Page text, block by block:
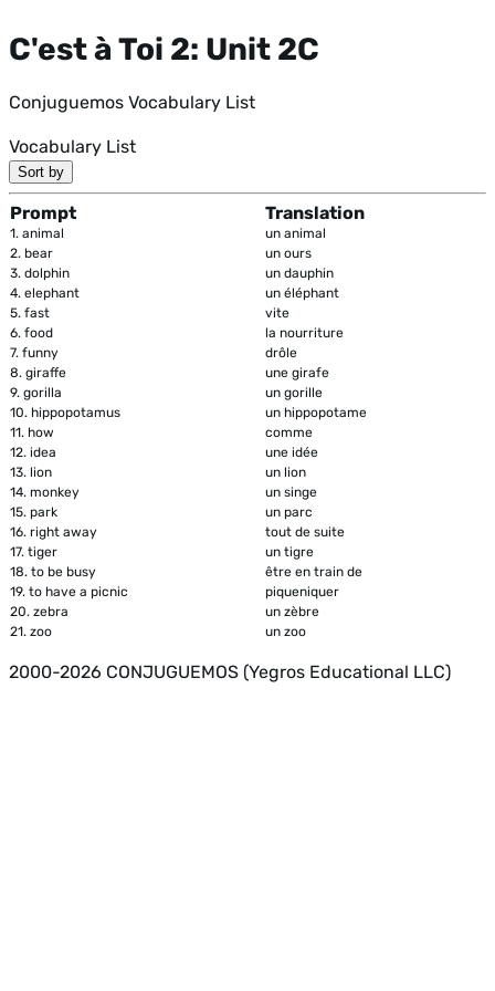
C'est à Toi 2: Unit 2C
Conjuguemos Vocabulary List
Vocabulary List
Sort by
Prompt Translation
1. animal
un animal
2. bear
un ours
3. dolphin
un dauphin
4. elephant
un éléphant
5. fast
vite
6. food
la nourriture
7. funny
drôle
8. giraffe
une girafe
9. gorilla
un gorille
10. hippopotamus
un hippopotame
11. how
comme
12. idea
une idée
13. lion
un lion
14. monkey
un singe
15. park
un parc
16. right away
tout de suite
17. tiger
un tigre
18. to be busy
être en train de
19. to have a picnic
piqueniquer
20. zebra
un zèbre
21. zoo un zoo
2000-2026 CONJUGUEMOS (Yegros Educational LLC)